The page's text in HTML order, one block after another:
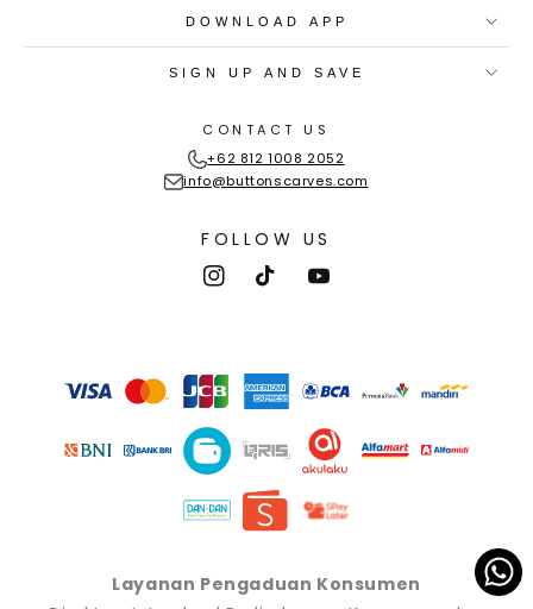
DOWNLOAD APP
SIGN UP AND SAVE
CONTACT US
+62 812 1008 2052
info@buttonscarves.com
FOLLOW US
InstagramTikTokYouTube
methods
Layanan Pengaduan Konsumen